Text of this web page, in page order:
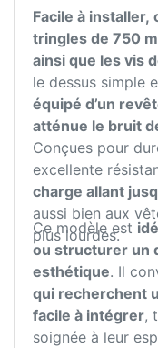
Facile à
tringles de 750
ainsi que les vis
le dessus simple
équipé d’un
atténue le bruit
Conçues pour
excellente
charge allant
aussi bien aux
plus lourdes.
Ce modèle est
ou structurer un
esthétique. Il
qui recherchent
facile à intégrer,
soignée à leur